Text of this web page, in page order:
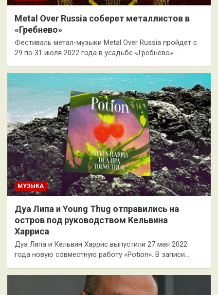
Metal Over Russia соберет металлистов в
«Гребнево»
Фестиваль метал-музыки Metal Over Russia пройдет с
29 по 31 июля 2022 года в усадьбе «Гребнево».…
МУЗЫКА
Дуа Липа и Young Thug отправились на
остров под руководством Кельвина
Харриса
Дуа Липа и Кельвин Харрис выпустили 27 мая 2022
года новую совместную работу «Potion». В записи…